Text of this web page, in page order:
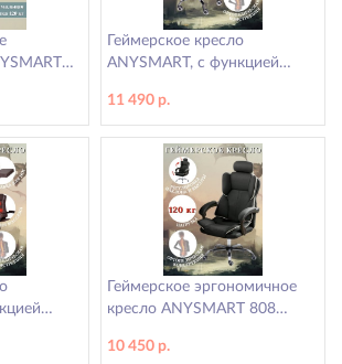
Геймерское кресло
ANYSMART, с функцией
11 490 р.
Геймерское эргономичное
кресло ANYSMART 808
10 450 р.